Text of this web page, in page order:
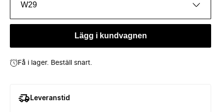
W29
Lägg i kundvagnen
Få i lager. Beställ snart.
Leveranstid